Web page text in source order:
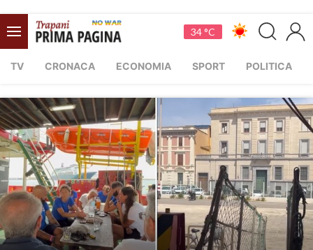
34 °C
TV CRONACA ECONOMIA SPORT POLITICA